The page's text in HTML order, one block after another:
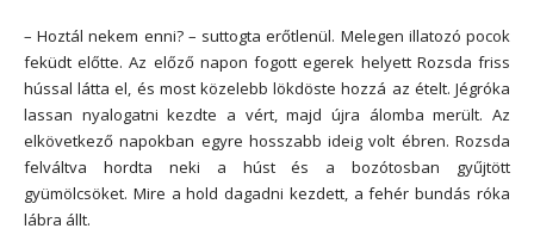
– Hoztál nekem enni? – suttogta erőtlenül. Melegen illatozó pocok
feküdt előtte. Az előző napon fogott egerek helyett Rozsda friss
hússal látta el, és most közelebb lökdöste hozzá az ételt. Jégróka
lassan nyalogatni kezdte a vért, majd újra álomba merült. Az
elkövetkező napokban egyre hosszabb ideig volt ébren. Rozsda
felváltva hordta neki a húst és a bozótosban gyűjtött
gyümölcsöket. Mire a hold dagadni kezdett, a fehér bundás róka
lábra állt.